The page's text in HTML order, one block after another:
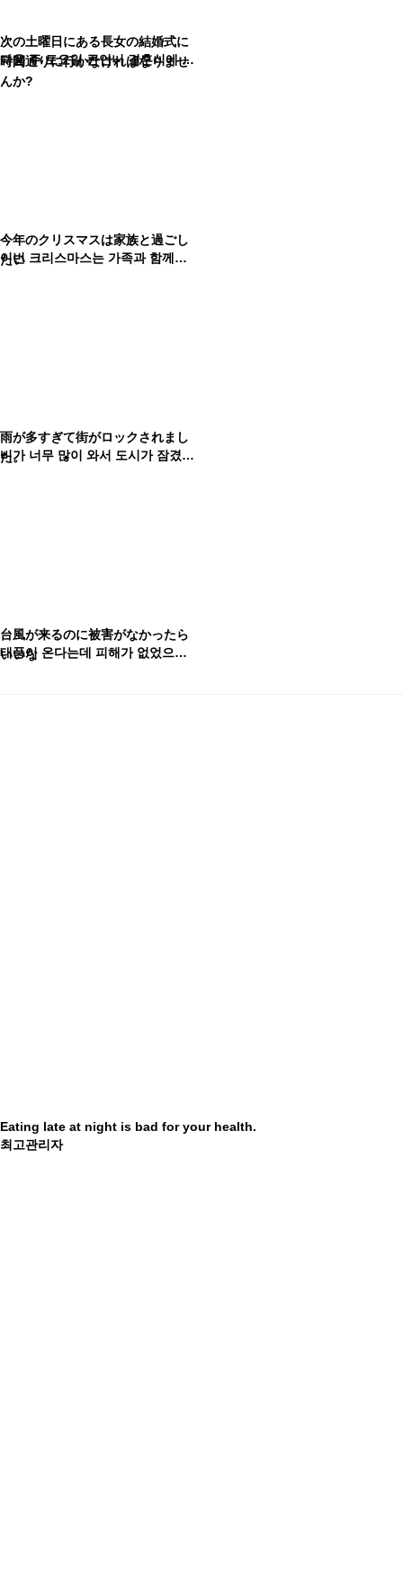
次の土曜日にある長女の結婚式に
時間通りに行かなければなりませ
んか?
다음 주 토요일 큰언니 결혼식에 늦지 않게 와야 해?
今年のクリスマスは家族と過ごし
たい
이번 크리스마스는 가족과 함께하는 게 좋겠어
雨が多すぎて街がロックされまし
た。
비가 너무 많이 와서 도시가 잠겼어요
台風が来るのに被害がなかったら
いいな
태풍이 온다는데 피해가 없었으면 좋겠다
Eating apples in the morning is good for your health.
최고관리자